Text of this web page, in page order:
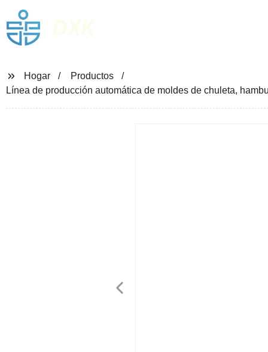
Hogar
Productos
Línea de producción automática de moldes de chuleta,